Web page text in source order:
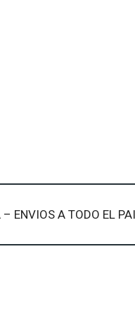
ENVIOS A TODO EL